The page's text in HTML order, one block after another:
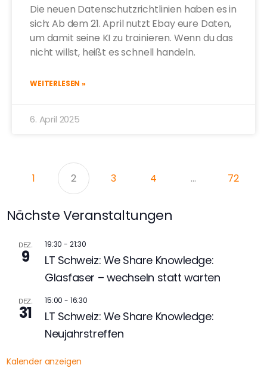
Die neuen Datenschutzrichtlinien haben es in
sich: Ab dem 21. April nutzt Ebay eure Daten,
um damit seine KI zu trainieren. Wenn du das
nicht willst, heißt es schnell handeln.
WEITERLESEN »
6. April 2025
1 2 3 4 … 72
Nächste Veranstaltungen
DEZ.
9
19:30 - 21:30
LT Schweiz: We Share Knowledge:
Glasfaser – wechseln statt warten
DEZ.
31
15:00 - 16:30
LT Schweiz: We Share Knowledge:
Neujahrstreffen
Kalender anzeigen